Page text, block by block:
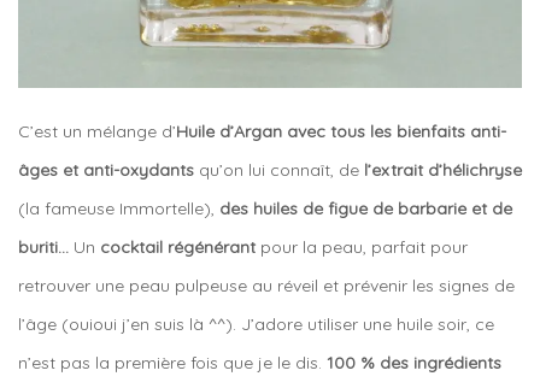
C’est un mélange d’Huile d’Argan avec tous les bienfaits anti-
âges et anti-oxydants qu’on lui connaît, de l’extrait d’hélichryse
(la fameuse Immortelle), des huiles de figue de barbarie et de
buriti… Un cocktail régénérant pour la peau, parfait pour
retrouver une peau pulpeuse au réveil et prévenir les signes de
l’âge (ouioui j’en suis là ^^). J’adore utiliser une huile soir, ce
n’est pas la première fois que je le dis. 100 % des ingrédients